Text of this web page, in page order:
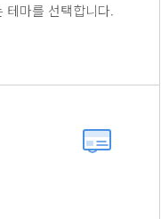
테마를 선택합니다.